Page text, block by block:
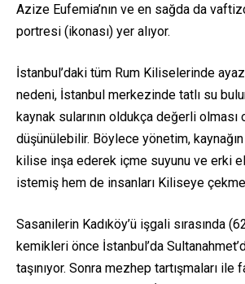
Azize Eufemia’nın ve en sağda da
portresi (ikonası) yer alıyor.
İstanbul’daki tüm Rum Kiliselerinde
nedeni, İstanbul merkezinde tatlı su
kaynak sularının oldukça değerli olması
düşünülebilir. Böylece yönetim, kaynağın
kilise inşa ederek içme suyunu ve erki
istemiş hem de insanları Kiliseye çekme
Sasanilerin Kadıköy’ü işgali sırasında
kemikleri önce İstanbul’da
taşınıyor. Sonra mezhep tartışmaları